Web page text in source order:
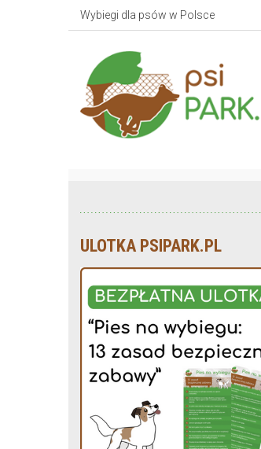
Wybiegi dla psów w Polsce
ULOTKA PSIPARK.PL